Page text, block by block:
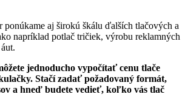
ponúkame aj širokú škálu ďalších tlačových a
napríklad potlač tričiek, výrobu reklamných
jednoducho vypočítať cenu tlače
Stačí zadať požadovaný formát,
a hneď budete vedieť, koľko vás tlač